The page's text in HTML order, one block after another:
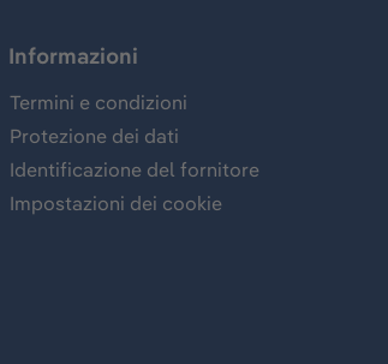
Informazioni
Termini e condizioni
Protezione dei dati
Identificazione del fornitore
Impostazioni dei cookie